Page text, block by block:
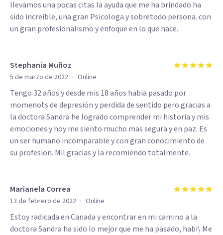
llevamos una pocas citas la ayuda que me ha brindado ha
sido increible, una gran Psicologa y sobretodo persona. con
un gran profesionalismo y enfoque en lo que hace.
Stephania Muñoz
5 de marzo de 2022 · Online
Tengo 32 años y desde mis 18 años habia pasado por
momenots de depresión y perdida de sentido pero gracias a
la doctora Sandra he logrado comprender mi historia y mis
emociones y hoy me siento mucho mas segura y en paz. Es
un ser humano incomparable y con gran conocimiento de
su profesion. Mil gracias y la recomiendo totalmente.
Marianela Correa
13 de febrero de 2022 · Online
Estoy radicada en Canada y encontrar en mi camino a la
doctora Sandra ha sido lo mejor que me ha pasado, habi\ Me